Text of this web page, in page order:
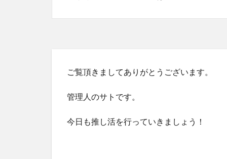
ご覧頂きましてありがとうございます。
管理人のサトです。
今日も推し活を行っていきましょう！